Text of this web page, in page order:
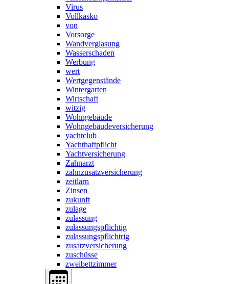
Virus
Vollkasko
von
Vorsorge
Wandverglasung
Wasserschaden
Werbung
wert
Wertgegenstände
Wintergarten
Wirtschaft
witzig
Wohngebäude
Wohngebäudeversicherung
yachtclub
Yachthaftpflicht
Yachtversicherung
Zahnarzt
zahnzusatzversicherung
zeitlarn
Zinsen
zukunft
zulage
zulassung
zulassungspflichtig
zulassungspflichtrig
zusatzversicherung
zuschüsse
zweibettzimmer